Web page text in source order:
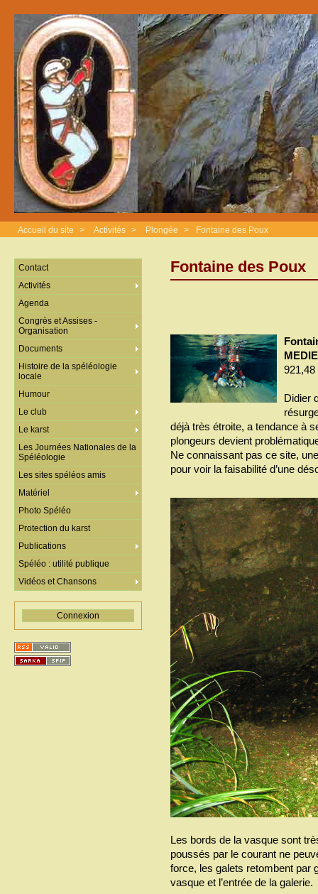
Accueil du site > Activités > Plongée > Fontaine des Poux
Fontaine des Poux
Didier
déjà très étroite, a tendance à
plongeurs devient
Ne connaissant pas ce site,
pour voir la faisabilité d’une
Les bords de la vasque sont
poussés par le courant ne
force, les galets retombent par
vasque et l’entrée de la galerie.
Contact
Activités
Agenda
Congrès et Assises -
Organisation
Documents
Histoire de la spéléologie
locale
Humour
Le club
Le karst
Les Journées Nationales de la
Spéléologie
Les sites spéléos amis
Matériel
Photo Spéléo
Protection du karst
Publications
Spéléo : utilité publique
Vidéos et Chansons
Connexion